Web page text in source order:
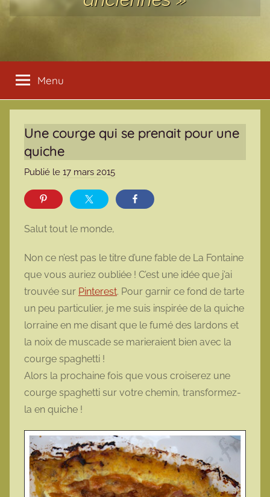
Menu
Une courge qui se prenait pour une
quiche
Publié le 17 mars 2015
r
o
t
t
e
Salut tout le monde,
Non ce n’est pas le titre d’une fable de La Fontaine
que vous auriez oubliée ! C’est une idée que j’ai
trouvée sur Pinterest. Pour garnir ce fond de tarte
un peu particulier, je me suis inspirée de la quiche
lorraine en me disant que le fumé des lardons et
la noix de muscade se marieraient bien avec la
courge spaghetti !
Alors la prochaine fois que vous croiserez une
courge spaghetti sur votre chemin, transformez-
la en quiche !